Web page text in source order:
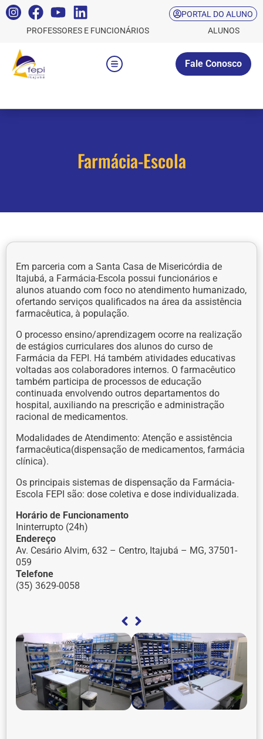
PORTAL DO ALUNO
PROFESSORES E FUNCIONÁRIOS
ALUNOS
Fale Conosco
Farmácia-Escola
Em parceria com a Santa Casa de Misericórdia de
Itajubá, a Farmácia-Escola possui funcionários e
alunos atuando com foco no atendimento humanizado,
ofertando serviços qualificados na área da assistência
farmacêutica, à população.
O processo ensino/aprendizagem ocorre na realização
de estágios curriculares dos alunos do curso de
Farmácia da FEPI. Há também atividades educativas
voltadas aos colaboradores internos. O farmacêutico
também participa de processos de educação
continuada envolvendo outros departamentos do
hospital, auxiliando na prescrição e administração
racional de medicamentos.
Modalidades de Atendimento: Atenção e assistência
farmacêutica(dispensação de medicamentos, farmácia
clínica).
Os principais sistemas de dispensação da Farmácia-
Escola FEPI são: dose coletiva e dose individualizada.
Horário de Funcionamento
Ininterrupto (24h)
Endereço
Av. Cesário Alvim, 632 – Centro, Itajubá – MG, 37501-
059
Telefone
(35) 3629-0058